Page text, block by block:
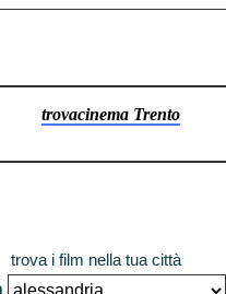
trovacinema Trento
trova i film nella tua città